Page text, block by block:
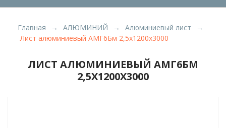
Главная АЛЮМИНИЙ
Алюминиевый лист
Лист алюминиевый АМГ6Бм 2,5х1200х3000
ЛИСТ АЛЮМИНИЕВЫЙ АМГ6БМ
2,5Х1200Х3000